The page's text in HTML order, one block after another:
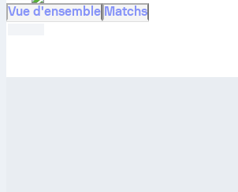
Vue d'ensemble Matchs